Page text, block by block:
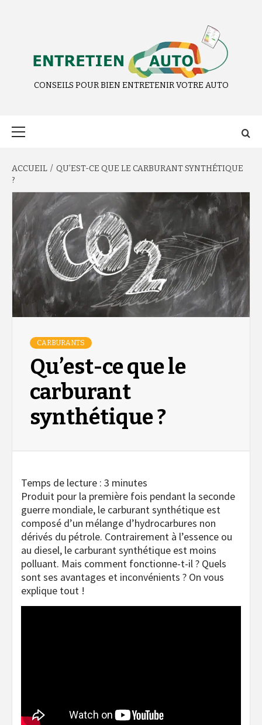
CONSEILS POUR BIEN ENTRETENIR VOTRE AUTO
ACCUEIL
QU’EST-CE QUE LE CARBURANT SYNTHÉTIQUE
?
CARBURANTS
Qu’est-ce que le
carburant
synthétique ?
Temps de lecture : 3 minutes
Produit pour la première fois pendant la seconde
guerre mondiale, le carburant synthétique est
composé d’un mélange d’hydrocarbures non
dérivés du pétrole. Contrairement à l’essence ou
au diesel, le carburant synthétique est moins
polluant. Mais comment fonctionne-t-il ? Quels
sont ses avantages et inconvénients ? On vous
explique tout !